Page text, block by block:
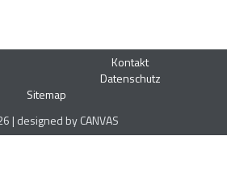
Kontakt
Datenschutz
Sitemap
| designed by CANVAS